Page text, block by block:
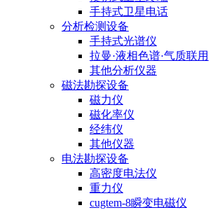
手持式卫星电话
分析检测设备
手持式光谱仪
拉曼·液相色谱·气质联用
其他分析仪器
磁法勘探设备
磁力仪
磁化率仪
经纬仪
其他仪器
电法勘探设备
高密度电法仪
重力仪
cugtem-8瞬变电磁仪